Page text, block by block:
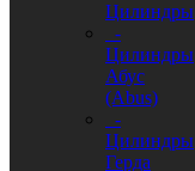
Цилиндры
-
Цилиндры
Абус
(Abus)
-
Цилиндры
Герда